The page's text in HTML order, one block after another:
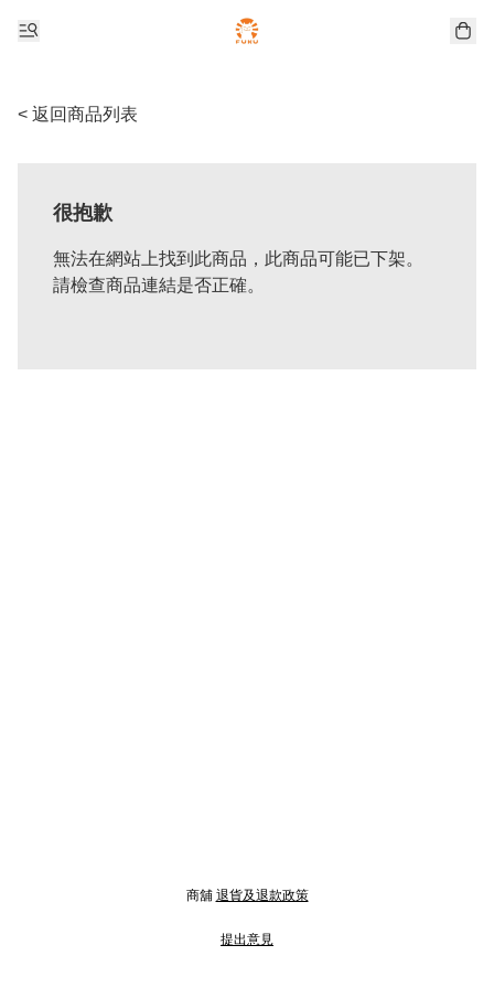
< 返回商品列表
很抱歉
無法在網站上找到此商品，此商品可能已下架。
請檢查商品連結是否正確。
商舖 退貨及退款政策
提出意見